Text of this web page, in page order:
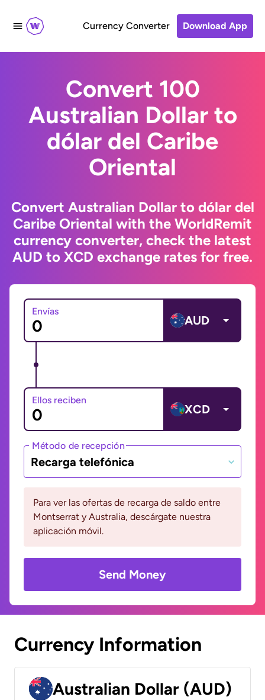
Currency Converter Download App
Convert 100
Australian Dollar to
dólar del Caribe
Oriental
Convert Australian Dollar to dólar del
Caribe Oriental with the WorldRemit
currency converter, check the latest
AUD to XCD exchange rates for free.
Envías
AUD
Ellos reciben
XCD
Método de recepción
Recarga telefónica
Para ver las ofertas de recarga de saldo entre
Montserrat y Australia, descárgate nuestra
aplicación móvil.
Send Money
Currency Information
Australian Dollar (AUD)